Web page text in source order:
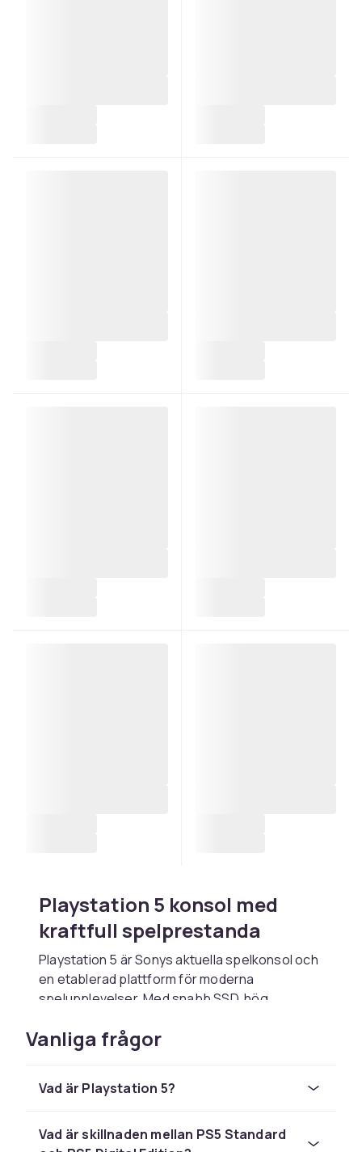
Playstation 5 konsol med
kraftfull spelprestanda
Playstation 5 är Sonys aktuella spelkonsol och
en etablerad plattform för moderna
spelupplevelser. Med snabb SSD, hög
PS5 en smidig och detaljrik spelupplevelse.
Kortare laddningstider och förbättrad flyt gör
spelkrav
Vanliga frågor
Vad är Playstation 5?
Vad är skillnaden mellan PS5 Standard